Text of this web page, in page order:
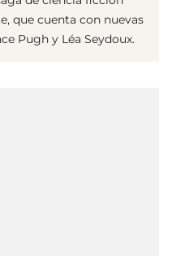
que cuenta con nuevas
Pugh y Léa Seydoux.